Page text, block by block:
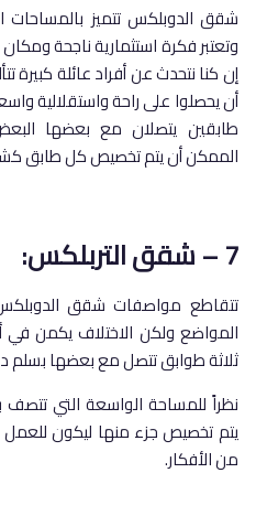
شقق الدوبلكس تتميز بالمساحات
وتعتبر فكرة استثمارية ناجحة
أن يحصلوا على راحة واستقلالية
طابقين يتصلان مع بعضها
الممكن أن يتم تخصيص كل طابق
7 – شقق التربلكس:
تتقاطع مواصفات شقق
المواضع ولكن الاختلاف يكمن
ثلاثة طوابق تتصل مع بعضها بسلم
نظراً للمساحة الواسعة التي
يتم تخصيص جزء منها ليكون للعمل
من الأفكار.